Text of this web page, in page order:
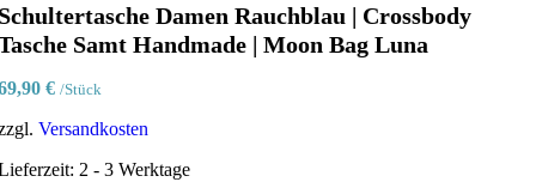
Damen Rauchblau | Crossbody
Samt Handmade | Moon Bag Luna
€ /Stück
Versandkosten
2 - 3 Werktage